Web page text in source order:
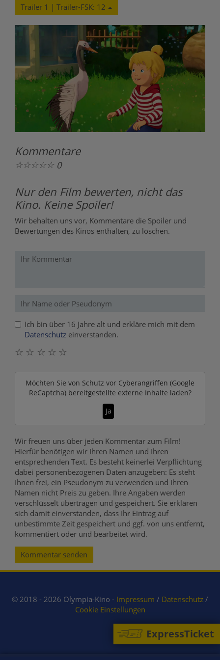
ExpressTicket
Trailer 1 | Trailer-FSK: 12
Kommentare
☆☆☆☆☆ 0
Nur den Film bewerten, nicht das
Kino. Keine Spoiler!
Wir behalten uns vor, Kommentare die Spoiler und
Bewertungen des Kinos enthalten, zu löschen.
Ich bin über 16 Jahre alt und erkläre mich mit dem
Datenschutz einverstanden.
☆
☆
☆
☆
☆
Möchten Sie von Schutz vor Cyberangriffen (Google
ReCaptcha)bereitgestellte externe Inhalte laden?
Ja
Wir freuen uns über jeden Kommentar zum Film!
Hierfür benötigen wir Ihren Namen und Ihren
entsprechenden Text. Es besteht keinerlei Verpflichtung
dabei personenbezogenen Daten anzugeben: Es steht
Ihnen frei, ein Pseudonym zu verwenden und Ihren
Namen nicht Preis zu geben. Ihre Angaben werden
verschlüsselt übertragen und gespeichert. Sie erklären
sich damit einverstanden, dass Ihr Eintrag auf
unbestimmte Zeit gespeichert und ggf. von uns entfernt,
kommentiert oder und bearbeitet wird.
Kommentar senden
© 2018 - 2026 Olympia-Kino - Impressum / Datenschutz /
Cookie Einstellungen